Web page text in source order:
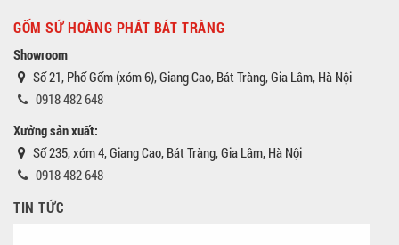
GỐM SỨ HOÀNG PHÁT BÁT TRÀNG
Showroom
Số 21, Phố Gốm (xóm 6), Giang Cao, Bát Tràng, Gia Lâm, Hà Nội
0918 482 648
Xưởng sản xuất:
Số 235, xóm 4, Giang Cao, Bát Tràng, Gia Lâm, Hà Nội
0918 482 648
TIN TỨC